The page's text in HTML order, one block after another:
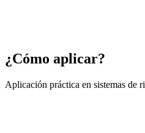
¿Cómo aplicar?
Aplicación práctica en sistemas de